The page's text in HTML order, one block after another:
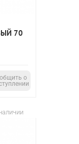
70
о